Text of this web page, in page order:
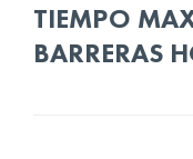
TIEMPO
BARRERAS